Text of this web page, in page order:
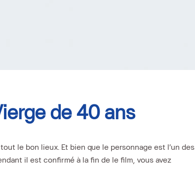
de 40 ans
le bon lieux. Et bien que le personnage est l’un des
il est confirmé à la fin de le film, vous avez